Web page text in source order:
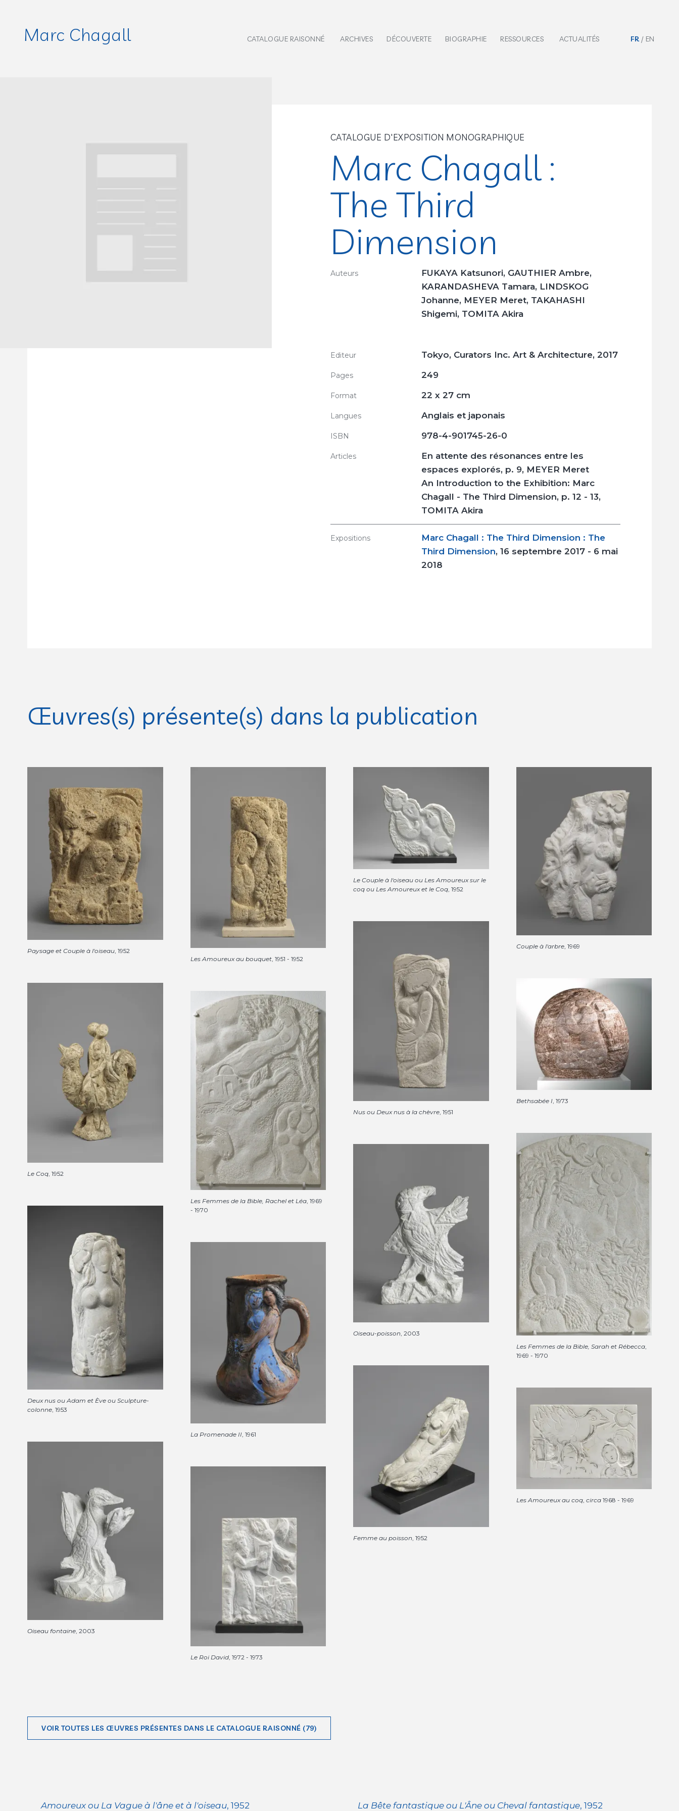
Marc Chagall CATALOGUE RAISONNÉ ARCHIVES DÉCOUVERTE BIOGRAPHIE RESSOURCES ACTUALITÉS FR EN
CATALOGUE D'EXPOSITION MONOGRAPHIQUE
Marc Chagall :
The Third
Dimension
Auteurs
FUKAYA Katsunori, GAUTHIER Ambre,
KARANDASHEVA Tamara, LINDSKOG
Johanne, MEYER Meret, TAKAHASHI
Shigemi, TOMITA Akira
Editeur Tokyo, Curators Inc. Art & Architecture, 2017
Pages 249
Format 22 x 27 cm
Langues Anglais et japonais
ISBN 978-4-901745-26-0
Articles
En attente des résonances entre les
espaces explorés, p. 9, MEYER Meret
An Introduction to the Exhibition: Marc
Chagall - The Third Dimension, p. 12 - 13,
TOMITA Akira
Expositions
Marc Chagall : The Third Dimension : The
Third Dimension, 16 septembre 2017 - 6 mai
2018
Œuvres(s) présente(s) dans la publication
Paysage et Couple à l'oiseau , 1952
Les Amoureux au bouquet, 1951 - 1952
Le Couple à l'oiseau ou Les Amoureux sur le
coq ou Les Amoureux et le Coq , 1952
Couple à l'arbre, 1969
Le Coq, 1952
Les Femmes de la Bible, Rachel et Léa, 1969
- 1970
Nus ou Deux nus à la chèvre, 1951
Bethsabée I, 1973
Deux nus ou Adam et Ève ou Sculpture-
colonne, 1953
La Promenade II, 1961
Oiseau-poisson , 2003
Les Femmes de la Bible, Sarah et Rébecca,
1969 - 1970
Oiseau fontaine , 2003
Le Roi David, 1972 - 1973
Femme au poisson , 1952
Les Amoureux au coq, circa1968 - 1969
VOIR TOUTES LES ŒUVRES PRÉSENTES DANS LE CATALOGUE RAISONNÉ (79)
Amoureux ou La Vague à l'âne et à l'oiseau, 1952
La Bête fantastique ou L'Âne ou Cheval fantastique, 1952